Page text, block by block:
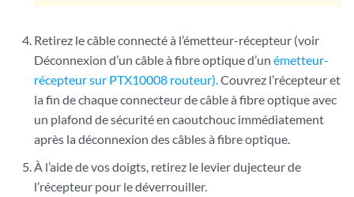
Retirez le câble connecté à l’émetteur-récepteur (voir
Déconnexion d’un câble à fibre optique d’unémetteur-
récepteur sur PTX10008 routeur).Couvrez l’récepteur et
la fin de chaque connecteur de câble à fibre optique avec
un plafond de sécurité en caoutchouc immédiatement
après la déconnexion des câbles à fibre optique.
À l’aide de vos doigts, retirez le levier dujecteurde
l’récepteur pour le déverrouiller.